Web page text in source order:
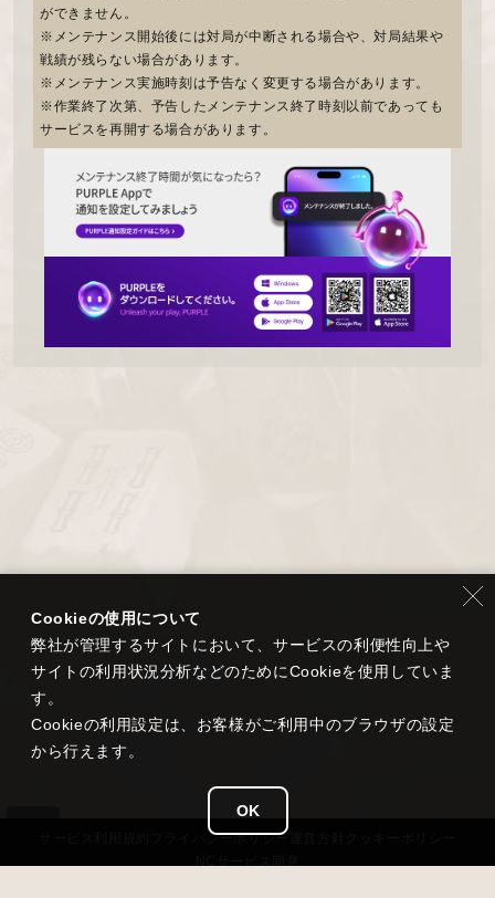
ができません。
※メンテナンス開始後には対局が中断される場合や、対局結果や
戦績が残らない場合があります。
※メンテナンス実施時刻は予告なく変更する場合があります。
※作業終了次第、予告したメンテナンス終了時刻以前であっても
サービスを再開する場合があります。
プライバシーポリシー
Cookieの使用について
弊社が管理するサイトにおいて、サービスの利便性向上や
サイトの利用状況分析などのためにCookieを使用していま
す。
Cookieの利用設定は、お客様がご利用中のブラウザの設定
から行えます。
OK